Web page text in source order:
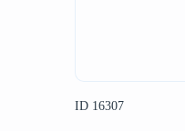
ID 16307